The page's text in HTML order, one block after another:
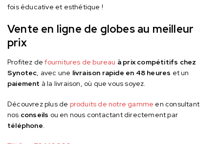
fois éducative et esthétique !
Vente en ligne de globes au meilleur
prix
Profitez defournitures de bureau à prix compétitifs chez
Synotec, avec une livraison rapide en 48 heures et un
paiement à la livraison, où que vous soyez.
Découvrez plus de produits de notre gamme en consultant
nos conseils ou en nous contactant directement par
téléphone.